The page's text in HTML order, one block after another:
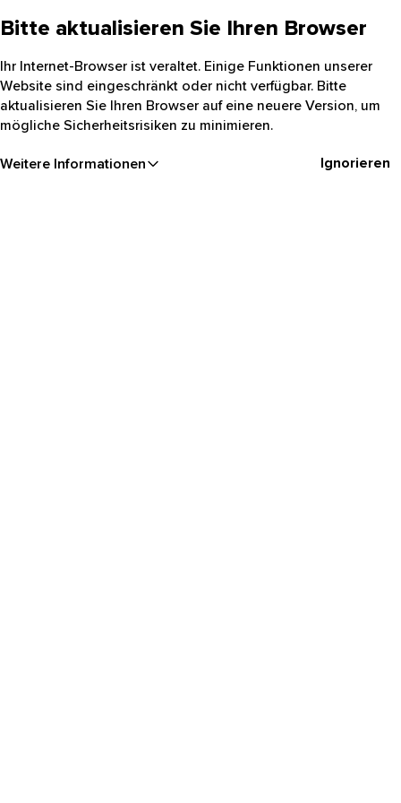
Bitte aktualisieren Sie Ihren Browser
Ihr Internet-Browser ist veraltet. Einige Funktionen unserer
Website sind eingeschränkt oder nicht verfügbar. Bitte
aktualisieren Sie Ihren Browser auf eine neuere Version, um
mögliche Sicherheitsrisiken zu minimieren.
Weitere Informationen Ignorieren